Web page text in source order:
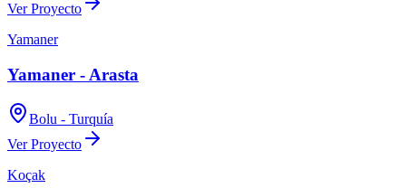
Ver Proyecto
Yamaner
Yamaner - Arasta
Bolu - Turquía
Ver Proyecto
Koçak